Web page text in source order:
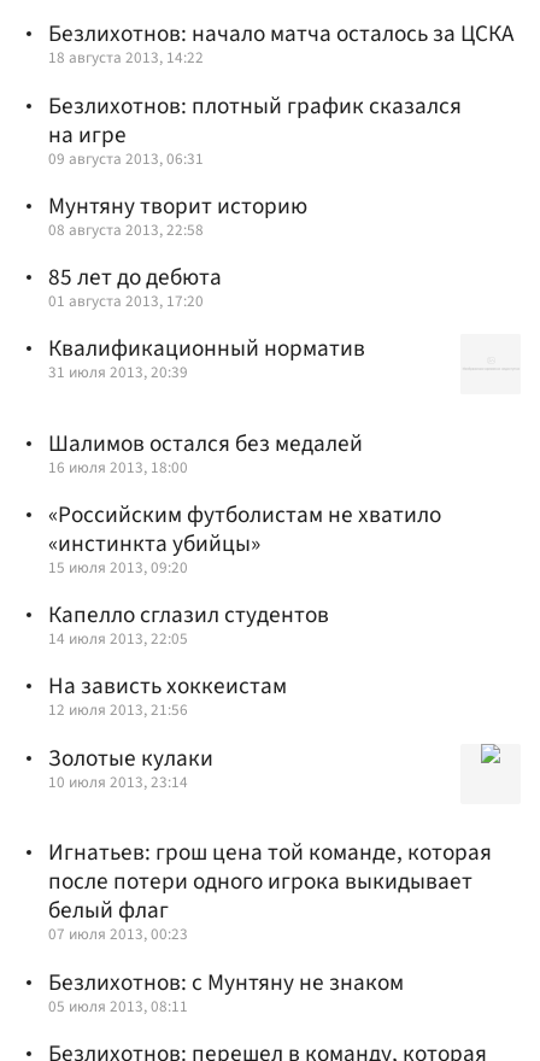
Безлихотнов: начало матча осталось за ЦСКА
18 августа 2013, 14:22
Безлихотнов: плотный график сказался
на игре
09 августа 2013, 06:31
Мунтяну творит историю
08 августа 2013, 22:58
85 лет до дебюта
01 августа 2013, 17:20
Квалификационный норматив
31 июля 2013, 20:39
Шалимов остался без медалей
16 июля 2013, 18:00
«Российским футболистам не хватило
«инстинкта убийцы»
15 июля 2013, 09:20
Капелло сглазил студентов
14 июля 2013, 22:05
На зависть хоккеистам
12 июля 2013, 21:56
Золотые кулаки
10 июля 2013, 23:14
Игнатьев: грош цена той команде, которая
после потери одного игрока выкидывает
белый флаг
07 июля 2013, 00:23
Безлихотнов: с Мунтяну не знаком
05 июля 2013, 08:11
Безлихотнов: перешел в команду, которая